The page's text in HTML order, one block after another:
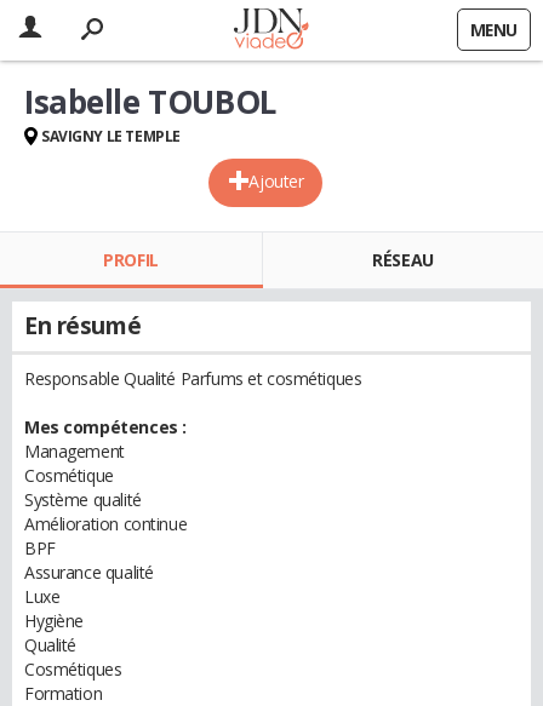
MENU
Ajouter
Isabelle TOUBOL
SAVIGNY LE TEMPLE
PROFIL RÉSEAU
En résumé
Responsable Qualité Parfums et cosmétiques
Mes compétences :
Management
Cosmétique
Système qualité
Amélioration continue
BPF
Assurance qualité
Luxe
Hygiène
Qualité
Cosmétiques
Formation